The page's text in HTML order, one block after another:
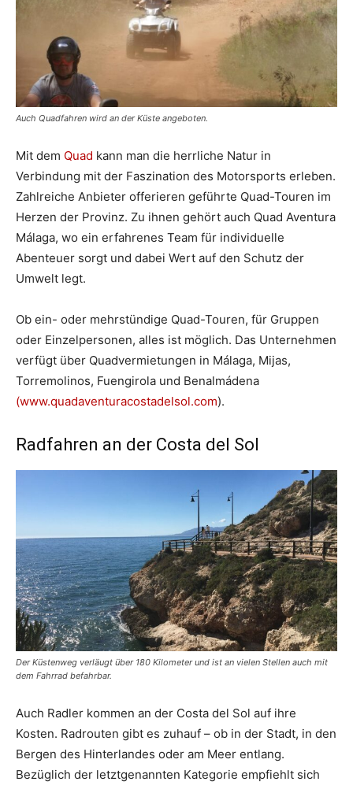
Auch Quadfahren wird an der Küste angeboten.
Mit dem Quad kann man die herrliche Natur in
Verbindung mit der Faszination des Motorsports erleben.
Zahlreiche Anbieter offerieren geführte Quad-Touren im
Herzen der Provinz. Zu ihnen gehört auch Quad Aventura
Málaga, wo ein erfahrenes Team für individuelle
Abenteuer sorgt und dabei Wert auf den Schutz der
Umwelt legt.
Ob ein- oder mehrstündige Quad-Touren, für Gruppen
oder Einzelpersonen, alles ist möglich. Das Unternehmen
verfügt über Quadvermietungen in Málaga, Mijas,
Torremolinos, Fuengirola und Benalmádena
(www.quadaventuracostadelsol.com).
Radfahren an der Costa del Sol
Der Küstenweg verläugt über 180 Kilometer und ist an vielen Stellen auch mit
dem Fahrrad befahrbar.
Auch Radler kommen an der Costa del Sol auf ihre
Kosten. Radrouten gibt es zuhauf – ob in der Stadt, in den
Bergen des Hinterlandes oder am Meer entlang.
Bezüglich der letztgenannten Kategorie empfiehlt sich